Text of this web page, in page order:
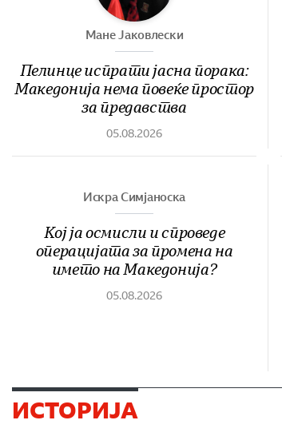
Мане Јаковлески
Пелинце испрати јасна порака:
Македонија нема повеќе простор
за предавства
05.08.2026
Искра Симјаноска
Кој ја осмисли и спроведе
операцијата за промена на
името на Македонија?
05.08.2026
ИСТОРИЈА